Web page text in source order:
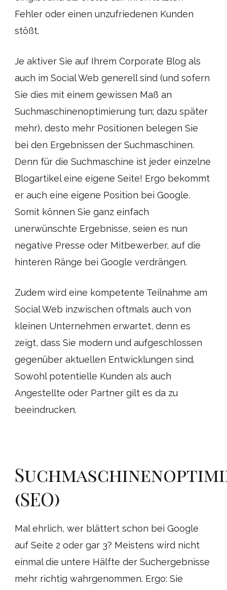
Fehler oder einen unzufriedenen Kunden
stößt.
Je aktiver Sie auf Ihrem Corporate Blog als
auch im Social Web generell sind (und sofern
Sie dies mit einem gewissen Maß an
Suchmaschinenoptimierung tun; dazu später
mehr), desto mehr Positionen belegen Sie
bei den Ergebnissen der Suchmaschinen.
Denn für die Suchmaschine ist jeder einzelne
Blogartikel eine eigene Seite! Ergo bekommt
er auch eine eigene Position bei Google.
Somit können Sie ganz einfach
unerwünschte Ergebnisse, seien es nun
negative Presse oder Mitbewerber, auf die
hinteren Ränge bei Google verdrängen.
Zudem wird eine kompetente Teilnahme am
Social Web inzwischen oftmals auch von
kleinen Unternehmen erwartet, denn es
zeigt, dass Sie modern und aufgeschlossen
gegenüber aktuellen Entwicklungen sind.
Sowohl potentielle Kunden als auch
Angestellte oder Partner gilt es da zu
beeindrucken.
(SEO)
Mal ehrlich, wer blättert schon bei Google
auf Seite 2 oder gar 3? Meistens wird nicht
einmal die untere Hälfte der Suchergebnisse
mehr richtig wahrgenommen. Ergo: Sie